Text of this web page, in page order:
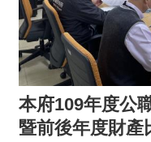
本府109年度公
暨前後年度財產